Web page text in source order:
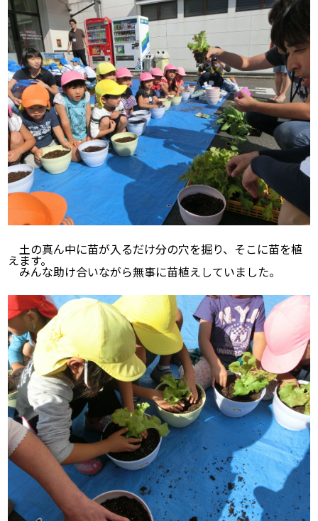
土の真ん中に苗が入るだけ分の穴を掘り、そこに苗を植
えます。
みんな助け合いながら無事に苗植えしていました。